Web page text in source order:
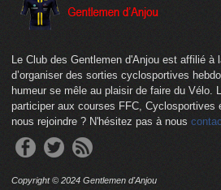
Le Club des Gentlemen d'Anjou est affilié à
d’organiser des sorties cyclosportives
humeur se mêle au plaisir de faire du Vélo.
participer aux courses FFC, Cyclosportives
nous rejoindre ? N'hésitez pas à nous
Copyright © 2024 Gentlemen d'Anjou